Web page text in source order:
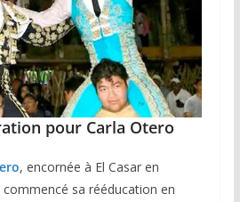
pour Carla Otero
, encornée à El Casar en
sa rééducation en